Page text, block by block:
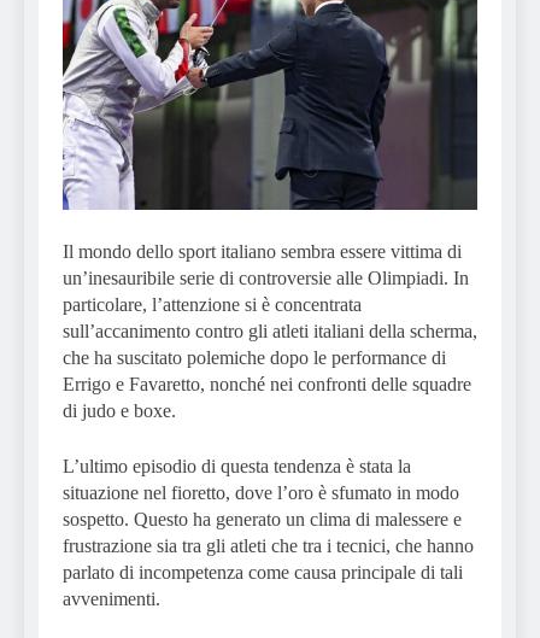
Il mondo dello sport italiano sembra essere vittima di
un’inesauribile serie di controversie alle Olimpiadi. In
particolare, l’attenzione si è concentrata
sull’accanimento contro gli atleti italiani della scherma,
che ha suscitato polemiche dopo le performance di
Errigo e Favaretto, nonché nei confronti delle squadre
di judo e boxe.
L’ultimo episodio di questa tendenza è stata la
situazione nel fioretto, dove l’oro è sfumato in modo
sospetto. Questo ha generato un clima di malessere e
frustrazione sia tra gli atleti che tra i tecnici, che hanno
parlato di incompetenza come causa principale di tali
avvenimenti.